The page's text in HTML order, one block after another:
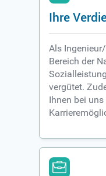
Ihre
Als
Bereich der
vergütet.
Ihnen bei